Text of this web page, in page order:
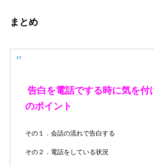
まとめ
告白を電話でする時に気を付
のポイント
その１．会話の流れで告白する
その２．電話をしている状況